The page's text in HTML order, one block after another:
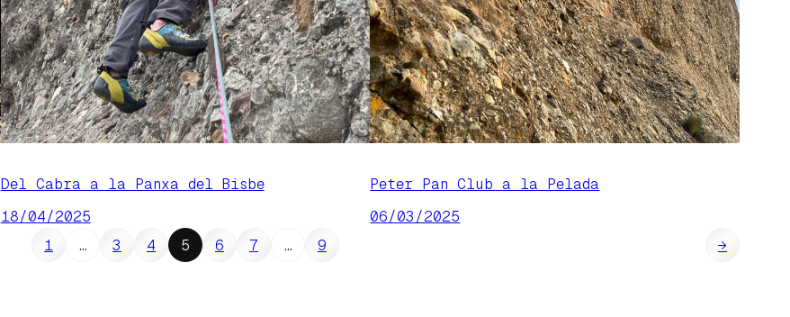
Del Cabra a la Panxa del Bisbe
18/04/2025
Peter Pan Club a la Pelada
06/03/2025
1 … 3 4 5 6 7 … 9 →